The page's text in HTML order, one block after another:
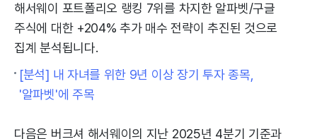
해서웨이 포트폴리오 랭킹 7위를 차지한 알파벳/구글
주식에 대한 +204% 추가 매수 전략이 추진된 것으로
집계 분석됩니다.
[분석] 내 자녀를 위한 9년 이상 장기 투자 종목,
'알파벳'에 주목
다음은 버크셔 해서웨이의 지난 2025년 4분기 기준과